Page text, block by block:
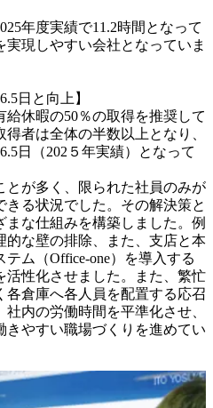
年度実績で11.2時間となって
現しやすい会社となっていま
日と向上】
休暇の50％の取得を推奨して
者は全体の半数以上となり、
日（202５年実績）となって
とが多く、限られた社員のみが
きる状況でした。その解決策と
まな仕組みを構築しました。例
的な壁の排除、また、支店と本
ム（Office-one）を導入する
活性化させました。また、繁忙
倉庫へ各人員を配置する応召
内の労働時間を平準化させ、
やすい職場づくりを進めてい